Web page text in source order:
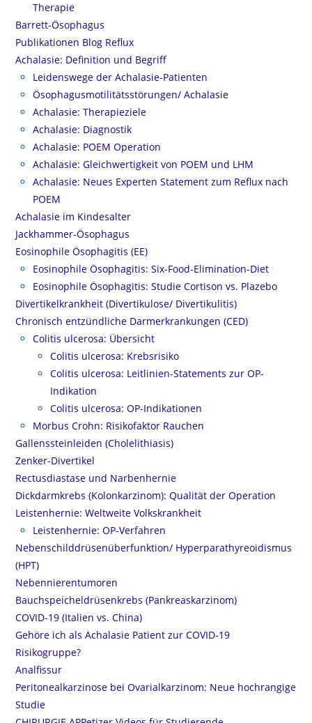
Therapie
Barrett-Ösophagus
Publikationen Blog Reflux
Achalasie: Definition und Begriff
Leidenswege der Achalasie-Patienten
Ösophagusmotilitätsstörungen/ Achalasie
Achalasie: Therapieziele
Achalasie: Diagnostik
Achalasie: POEM Operation
Achalasie: Gleichwertigkeit von POEM und LHM
Achalasie: Neues Experten Statement zum Reflux nach
POEM
Achalasie im Kindesalter
Jackhammer-Ösophagus
Eosinophile Ösophagitis (EE)
Eosinophile Ösophagitis: Six-Food-Elimination-Diet
Eosinophile Ösophagitis: Studie Cortison vs. Plazebo
Divertikelkrankheit (Divertikulose/ Divertikulitis)
Chronisch entzündliche Darmerkrankungen (CED)
Colitis ulcerosa: Übersicht
Colitis ulcerosa: Krebsrisiko
Colitis ulcerosa: Leitlinien-Statements zur OP-
Indikation
Colitis ulcerosa: OP-Indikationen
Morbus Crohn: Risikofaktor Rauchen
Gallenssteinleiden (Cholelithiasis)
Zenker-Divertikel
Rectusdiastase und Narbenhernie
Dickdarmkrebs (Kolonkarzinom): Qualität der Operation
Leistenhernie: Weltweite Volkskrankheit
Leistenhernie: OP-Verfahren
Nebenschilddrüsenüberfunktion/ Hyperparathyreoidismus
(HPT)
Nebennierentumoren
Bauchspeicheldrüsenkrebs (Pankreaskarzinom)
COVID-19 (Italien vs. China)
Gehöre ich als Achalasie Patient zur COVID-19
Risikogruppe?
Analfissur
Peritonealkarzinose bei Ovarialkarzinom: Neue hochrangige
Studie